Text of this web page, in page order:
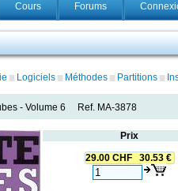
Cours Forums
Logiciels Méthodes Partitions
- Volume 6 Ref. MA-3878
Prix
29.00 CHF 30.53 €